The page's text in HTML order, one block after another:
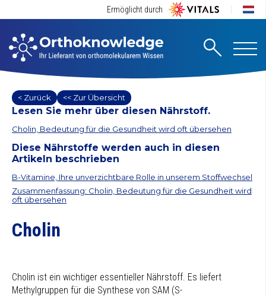
Ermöglicht durch
< Zurück << Zur Übersicht
Lesen Sie mehr über diesen Nährstoff.
Cholin, Bedeutung für die Gesundheit wird oft übersehen
Diese Nährstoffe werden auch in diesen
Artikeln beschrieben
B-Vitamine, Ihre unverzichtbare Rolle in unserem Stoffwechsel
Zusammenfassung: Cholin, Bedeutung für die Gesundheit wird
oft übersehen
Cholin
Cholin ist ein wichtiger essentieller Nährstoff. Es liefert
Methylgruppen für die Synthese von SAM (S-